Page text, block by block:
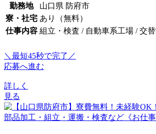
勤務地
山口県 防府市
寮・社宅 あり（無料）
仕事内容 組立・検査 / 自動車系工場 / 交替
＼最短45秒で完了／
応募へ進む
詳しく
見る